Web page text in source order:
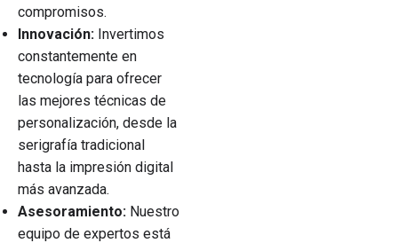
compromisos.
Innovación: Invertimos
constantemente en
tecnología para ofrecer
las mejores técnicas de
personalización, desde la
serigrafía tradicional
hasta la impresión digital
más avanzada.
Asesoramiento: Nuestro
equipo de expertos está